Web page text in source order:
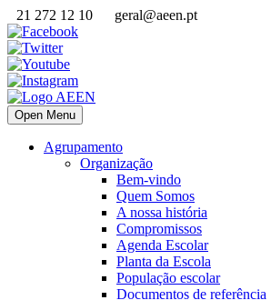
21 272 12 10 geral@aeen.pt
Open Menu
Agrupamento
Organização
Bem-vindo
Quem Somos
A nossa história
Compromissos
Agenda Escolar
Planta da Escola
População escolar
Documentos de referência